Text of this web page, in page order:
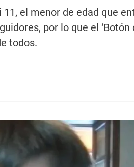
11, el menor de edad que
por lo que el
todos.